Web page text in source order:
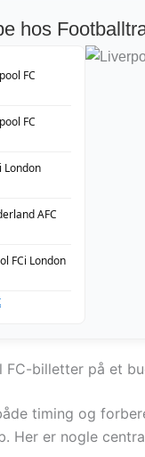
hos
FC
FC
i London
AFC
FCi London
billetter på et
timing og
Her er nogle